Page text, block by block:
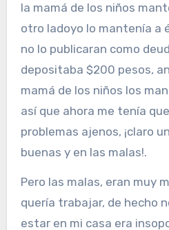
la mamá de los niños
otro ladoyo lo mantenía a
no lo publicaran como
depositaba $200 pesos,
mamá de los niños los
así que ahora me tenía
problemas ajenos, ¡claro
buenas y en las malas!.
Pero las malas, eran muy
quería trabajar, de hecho
estar en mi casa era